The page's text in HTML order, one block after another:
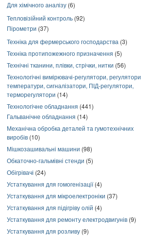
Для хімічного аналізу (6)
Тепловізійний контроль (92)
Пірометри (37)
Техніка для фермерського господарства (3)
Техніка протипожежного призначення (5)
Технічні тканини, плівки, стрічки, нитки (56)
Технологічні вимірювачі-регулятори, регулятори
температури, сигналізатори, ПІД-регулятори,
терморегулятори (14)
Технологічне обладнання (441)
Гальванічне обладнання (14)
Механічна обробка деталей та гумотехнічних
виробів (10)
Мішкозашивальні машини (98)
Обкаточно-гальмівні стенди (5)
Обігрівачі (24)
Устаткування для гомогенізації(4)
Устаткування для мікроелектроніки (37)
Устаткування для підігріву олій (4)
Устаткування для ремонту електродвигунів (9)
Устаткування для розливу (9)